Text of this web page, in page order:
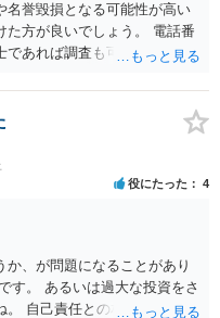
名誉毀損となる可能性が高い
た方が良いでしょう。 電話番
であれば調査も可能です。
役にたった 4
、が問題になることがあり
す。 あるいは過大な投資をさ
。 自己責任との相関関係です